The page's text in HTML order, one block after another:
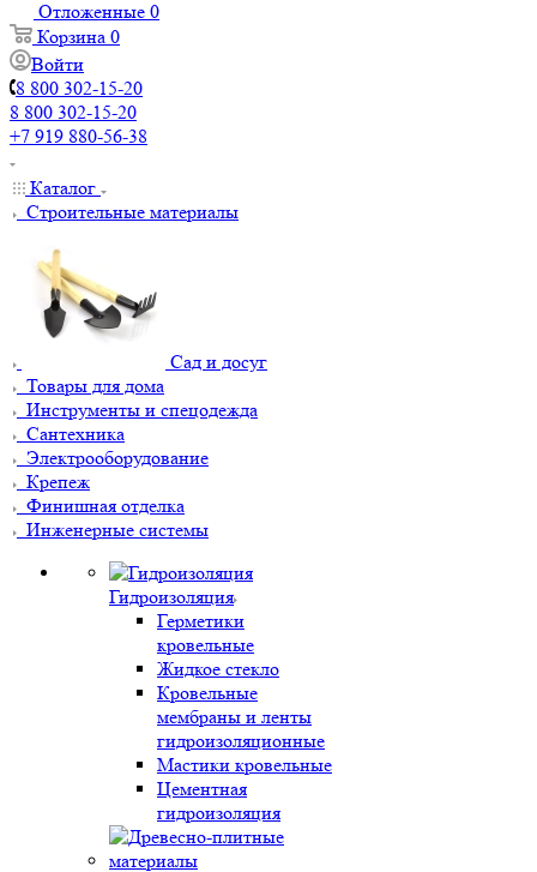
Отложенные 0
Корзина 0
Войти
8 800 302-15-20
8 800 302-15-20
+7 919 880-56-38
Каталог
Строительные материалы
Сад и досуг
Товары для дома
Инструменты и спецодежда
Сантехника
Электрооборудование
Крепеж
Финишная отделка
Инженерные системы
Гидроизоляция
Герметики
кровельные
Жидкое стекло
Кровельные
мембраны и ленты
гидроизоляционные
Мастики кровельные
Цементная
гидроизоляция